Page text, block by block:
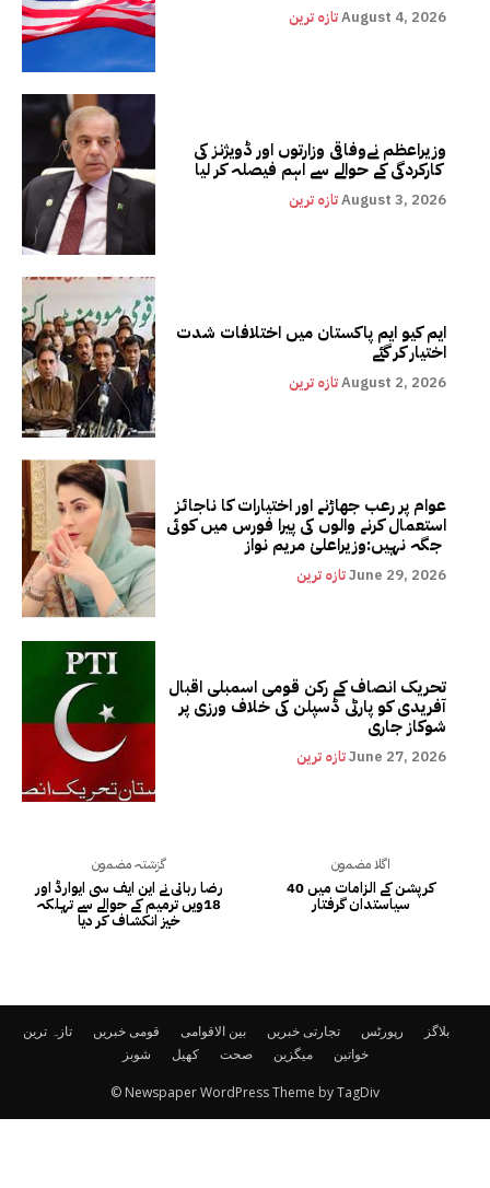
تازہ ترینAugust 4, 2026
وزیراعظم نےوفاقی وزارتوں اور ڈویژنز کی
کارکردگی کے حوالے سے اہم فیصلہ کر لیا
تازہ ترینAugust 3, 2026
ایم کیو ایم پاکستان میں اختلافات شدت
اختیار کر گئے
تازہ ترینAugust 2, 2026
عوام پر رعب جھاڑنے اور اختیارات کا ناجائز
استعمال کرنے والوں کی پیرا فورس میں کوئی
تازہ ترینJune 29, 2026
تحریک انصاف کے رکن قومی اسمبلی اقبال
آفریدی کو پارٹی ڈسپلن کی خلاف ورزی پر
شوکاز جاری
تازہ ترینJune 27, 2026
گزشتہ مضمون
رضا ربانی نے این ایف سی ایوارڈ اور
18ویں ترمیم کے حوالے سے تہلکہ
خیز انکشاف کر دیا
اگلا مضمون
کرپشن کے الزامات میں 40
سیاستدان گرفتار
تازہ ترین قومی خبریں بین الاقوامی تجارتی خبریں رپورٹس
بلاگز
شوبز
کھیل صحت میگزین خواتین
© Newspaper WordPress Theme by TagDiv